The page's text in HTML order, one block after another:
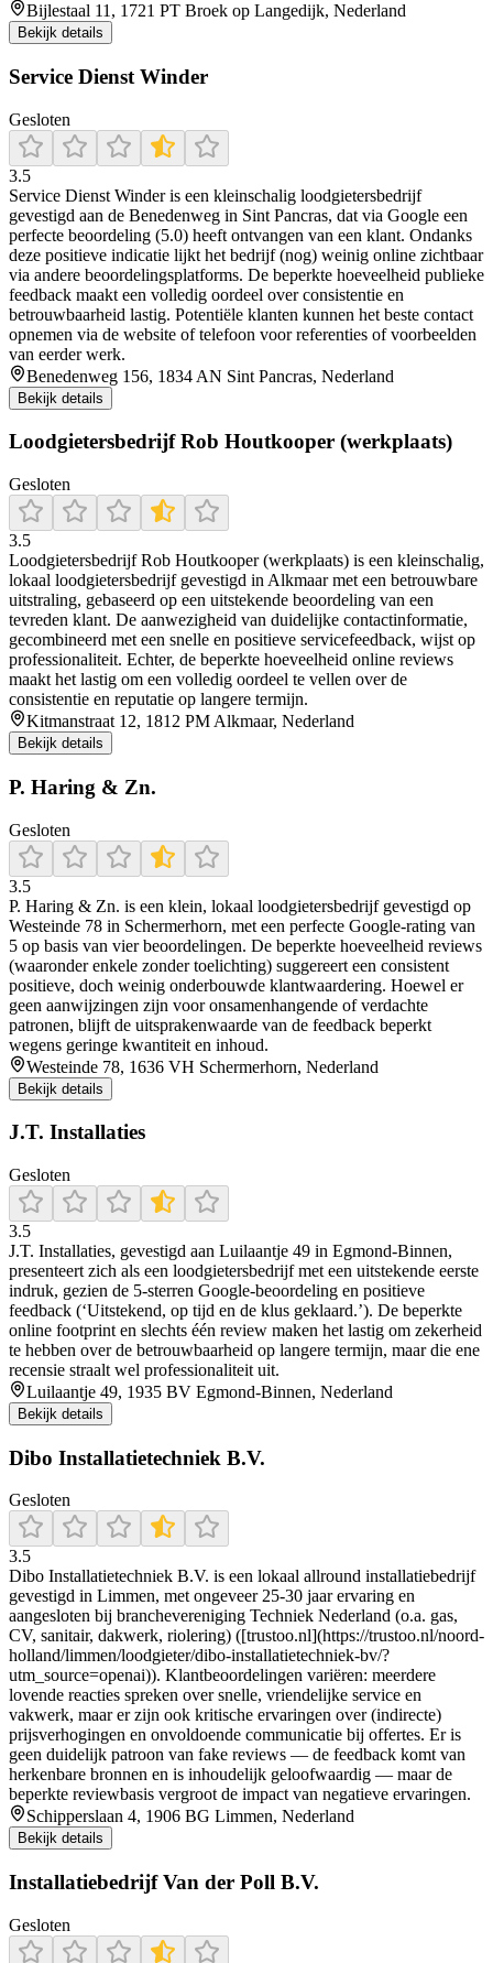
Bijlestaal 11, 1721 PT Broek op Langedijk, Nederland
Bekijk details
Service Dienst Winder
Gesloten
3.5
Service Dienst Winder is een kleinschalig loodgietersbedrijf
gevestigd aan de Benedenweg in Sint Pancras, dat via Google een
perfecte beoordeling (5.0) heeft ontvangen van een klant. Ondanks
deze positieve indicatie lijkt het bedrijf (nog) weinig online zichtbaar
via andere beoordelingsplatforms. De beperkte hoeveelheid publieke
feedback maakt een volledig oordeel over consistentie en
betrouwbaarheid lastig. Potentiële klanten kunnen het beste contact
opnemen via de website of telefoon voor referenties of voorbeelden
van eerder werk.
Benedenweg 156, 1834 AN Sint Pancras, Nederland
Bekijk details
Loodgietersbedrijf Rob Houtkooper (werkplaats)
Gesloten
3.5
Loodgietersbedrijf Rob Houtkooper (werkplaats) is een kleinschalig,
lokaal loodgietersbedrijf gevestigd in Alkmaar met een betrouwbare
uitstraling, gebaseerd op een uitstekende beoordeling van een
tevreden klant. De aanwezigheid van duidelijke contactinformatie,
gecombineerd met een snelle en positieve servicefeedback, wijst op
professionaliteit. Echter, de beperkte hoeveelheid online reviews
maakt het lastig om een volledig oordeel te vellen over de
consistentie en reputatie op langere termijn.
Kitmanstraat 12, 1812 PM Alkmaar, Nederland
Bekijk details
P. Haring & Zn.
Gesloten
3.5
P. Haring & Zn. is een klein, lokaal loodgietersbedrijf gevestigd op
Westeinde 78 in Schermerhorn, met een perfecte Google‑rating van
5 op basis van vier beoordelingen. De beperkte hoeveelheid reviews
(waaronder enkele zonder toelichting) suggereert een consistent
positieve, doch weinig onderbouwde klantwaardering. Hoewel er
geen aanwijzingen zijn voor onsamenhangende of verdachte
patronen, blijft de uitsprakenwaarde van de feedback beperkt
wegens geringe kwantiteit en inhoud.
Westeinde 78, 1636 VH Schermerhorn, Nederland
Bekijk details
J.T. Installaties
Gesloten
3.5
J.T. Installaties, gevestigd aan Luilaantje 49 in Egmond‑Binnen,
presenteert zich als een loodgietersbedrijf met een uitstekende eerste
indruk, gezien de 5‑sterren Google‑beoordeling en positieve
feedback (‘Uitstekend, op tijd en de klus geklaard.’). De beperkte
online footprint en slechts één review maken het lastig om zekerheid
te hebben over de betrouwbaarheid op langere termijn, maar die ene
recensie straalt wel professionaliteit uit.
Luilaantje 49, 1935 BV Egmond-Binnen, Nederland
Bekijk details
Dibo Installatietechniek B.V.
Gesloten
3.5
Dibo Installatietechniek B.V. is een lokaal allround installatiebedrijf
gevestigd in Limmen, met ongeveer 25‑30 jaar ervaring en
aangesloten bij branchevereniging Techniek Nederland (o.a. gas,
CV, sanitair, dakwerk, riolering) ([trustoo.nl](https://trustoo.nl/noord-
holland/limmen/loodgieter/dibo-installatietechniek-bv/?
utm_source=openai)). Klantbeoordelingen variëren: meerdere
lovende reacties spreken over snelle, vriendelijke service en
vakwerk, maar er zijn ook kritische ervaringen over (indirecte)
prijsverhogingen en onvoldoende communicatie bij offertes. Er is
geen duidelijk patroon van fake reviews — de feedback komt van
herkenbare bronnen en is inhoudelijk geloofwaardig — maar de
beperkte reviewbasis vergroot de impact van negatieve ervaringen.
Schipperslaan 4, 1906 BG Limmen, Nederland
Bekijk details
Installatiebedrijf Van der Poll B.V.
Gesloten